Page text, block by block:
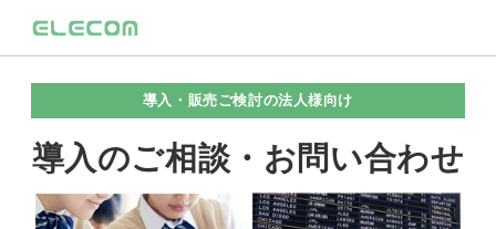
導入・販売ご検討の法人様向け
導入のご相談・お問い合わせ